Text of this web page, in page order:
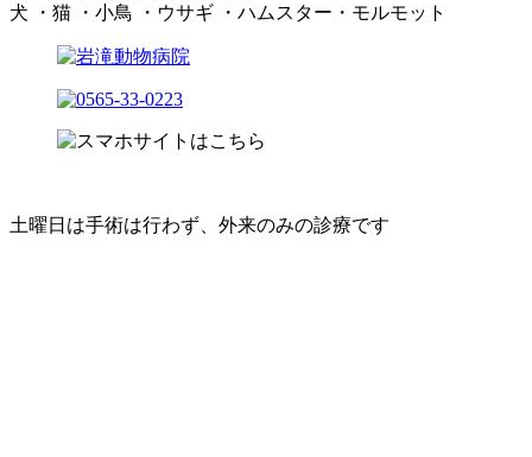
犬 ・猫 ・小鳥 ・ウサギ ・ハムスター・モルモット
土曜日は手術は行わず、外来のみの診療です